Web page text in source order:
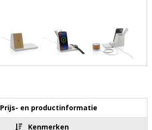
Prijs- en productinformatie
Kenmerken